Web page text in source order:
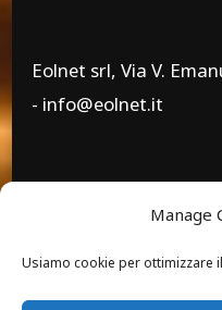
Manage
Usiamo cookie per ottimizzare
Eolnet srl, Via V.
- info@eolnet.it
www.eolnet.it -